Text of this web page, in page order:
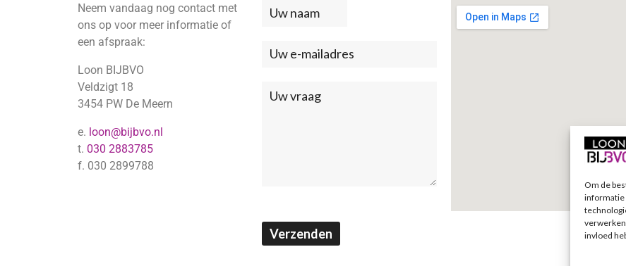
Om de
informatie
invloed
Neem vandaag nog contact met
ons op voor meer informatie of
een afspraak:
Loon BIJBVO
Veldzigt 18
3454 PW De Meern
e. loon@bijbvo.nl
t. 030 2883785
f. 030 2899788
Neem
met
ons
Verzenden